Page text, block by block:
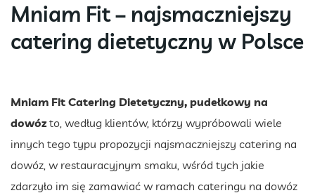
Mniam Fit – najsmaczniejszy
catering dietetyczny w Polsce
Mniam Fit Catering Dietetyczny, pudełkowy na
dowóz to, według klientów, którzy wypróbowali wiele
innych tego typu propozycji najsmaczniejszy catering na
dowóz, w restauracyjnym smaku, wśród tych jakie
zdarzyło im się zamawiać w ramach cateringu na dowóz